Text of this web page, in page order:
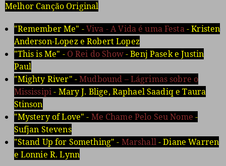
Melhor Canção Original
"Remember Me" -Viva - A Vida é uma Festa- Kristen
Anderson-Lopez e Robert Lopez
"This is Me" - O Rei do Show- Benj Pasek e Justin
Paul
"Mighty River" -Mudbound – Lágrimas sobre o
Mississipi- Mary J. Blige, Raphael Saadiq e Taura
Stinson
"Mystery of Love" - Me Chame Pelo Seu Nome -
Sufjan Stevens
"Stand Up for Something" - Marshall- Diane Warren
e Lonnie R. Lynn